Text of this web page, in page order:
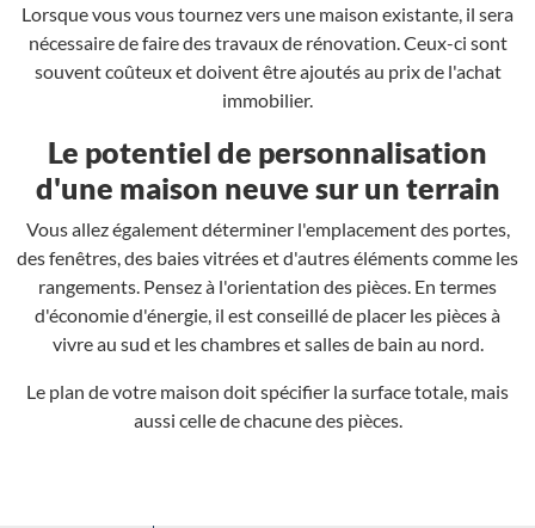
Lorsque vous vous tournez vers une maison existante, il sera
nécessaire de faire des travaux de rénovation. Ceux-ci sont
souvent coûteux et doivent être ajoutés au prix de l'achat
immobilier.
Le potentiel de personnalisation
d'une maison neuve sur un terrain
Vous allez également déterminer l'emplacement des portes,
des fenêtres, des baies vitrées et d'autres éléments comme les
rangements. Pensez à l'orientation des pièces. En termes
d'économie d'énergie, il est conseillé de placer les pièces à
vivre au sud et les chambres et salles de bain au nord.
Le plan de votre maison doit spécifier la surface totale, mais
aussi celle de chacune des pièces.